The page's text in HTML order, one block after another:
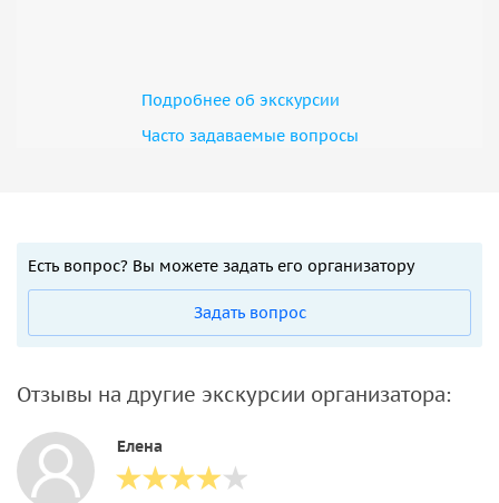
Подробнее об экскурсии
Часто задаваемые вопросы
Есть вопрос? Вы можете задать его организатору
Задать вопрос
Отзывы на другие экскурсии организатора:
Елена